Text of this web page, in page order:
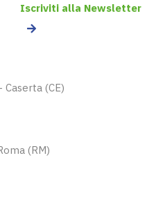
Iscriviti alla Newsletter
(CE)
(RM)